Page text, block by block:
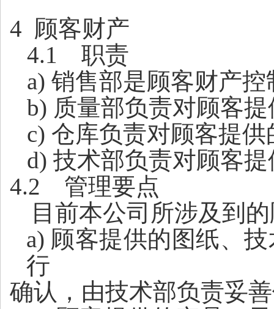
4 顾客财产
4.1 职责
a) 销售部是顾客财产
b) 质量部负责对顾客
c) 仓库负责对顾客提
d) 技术部负责对顾客
4.2 管理要点
目前本公司所涉及到
a) 顾客提供的图纸、
行
确认，由技术部负责妥